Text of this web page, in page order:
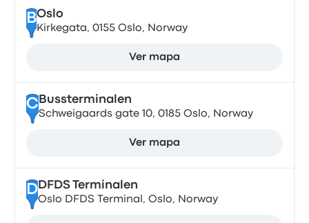
BOslo
Kirkegata, 0155 Oslo, Norway
Ver mapa
CBussterminalen
Schweigaards gate 10, 0185 Oslo, Norway
Ver mapa
DDFDS Terminalen
Oslo DFDS Terminal, Oslo, Norway